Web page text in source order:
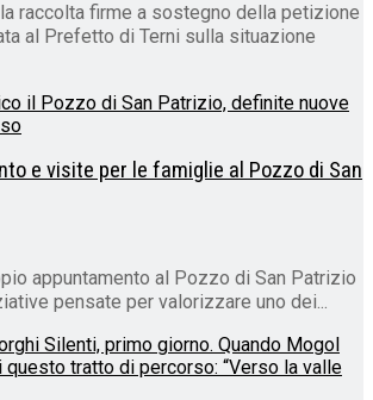
la raccolta firme a sostegno della petizione
al Prefetto di Terni sulla situazione
e visite per le famiglie al Pozzo di San
appuntamento al Pozzo di San Patrizio
pensate per valorizzare uno dei...